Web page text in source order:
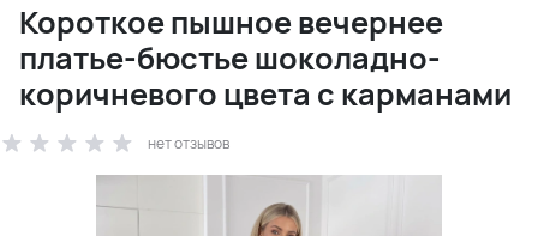
Короткое пышное вечернее
платье-бюстье шоколадно-
коричневого цвета с карманами
нет отзывов